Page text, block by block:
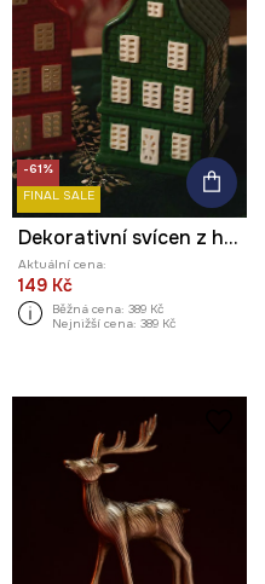
-61%
FINAL SALE
Dekorativní svícen z hlíny - domek
Aktuální cena:
149 Kč
Běžná cena: 389 Kč
Nejnižší cena: 389 Kč